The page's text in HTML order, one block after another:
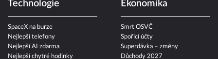
Proč vláda zavádí EET?
Padni komu padni
Výpověď z práce vzor
Divoký kačer
Tenis 2026
F1 2026
Atletika 2026
Cyklistika 2026
Technologie Ekonomika